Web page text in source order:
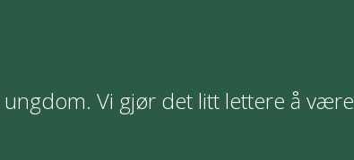
Vi gjør det litt lettere å være